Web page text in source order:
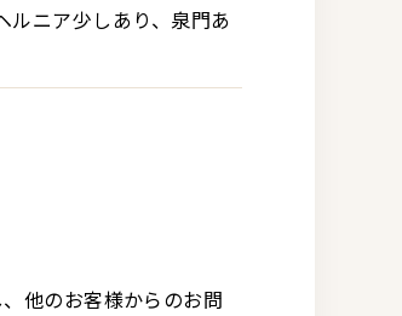
ルニア少しあり、泉門あ
他のお客様からのお問